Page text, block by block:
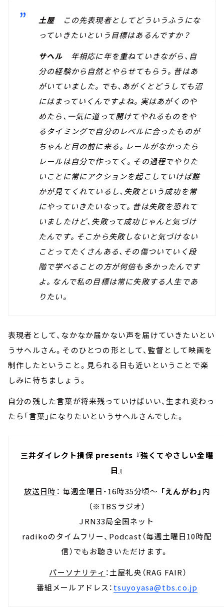
土屋この先表現者としてどういうふうにな
っていきたいという目標はあるんですか？
サヘル 年相応に年を重ねていきながら、自
分の経験から自然とやらせてもらう。昔はあ
がいていました。でも、あがくとどうしても沼
にはまっていくんですよね。実はあがくのや
めたら、一気に道って開けてやれるものをや
るタイミングで自分のレベルに合ったものが
ちゃんと目の前に来る。レールがなかったら
レールは自分で作ってく。その過程でやりた
いことに常にアクションを起こしていけば誰
かが見てくれているし、失敗という成功を常
にやっていきたいなって。昔は失敗を恐れて
いましたけど、失敗って成功じゃんと気づけ
たんです。そこから失敗しないと気づけない
ことってたくさんある、その傷ついていく段
階で学べることの方が何倍も多かったんです
よ。なんで私の目標は常に失敗する人生であ
りたい。
表現者として、なかなか届かない声を届けていきたいとい
うサヘルさん。そのひとつの形として、監督として映画を
制作したということ。見られる日も近いということで楽
しみに待ちましょう。
自分の残した言葉が将来残っていけばいい、生まれ変わっ
たら「言葉」になりたいというサヘルさんでした。
三井ダイレクト損保 presents 『強くてやさしい金曜
日』
放送日時 ： 毎週金曜日・16時35分頃～ 「えんがわ」内
（※TBSラジオ）
JRN33局全国ネット
radikoのタイムフリー、Podcast（毎週土曜日10時配
信）でもお聴きいただけます。
パーソナリティ ：土屋礼央（RAG FAIR）
番組メールアドレス： tsuyoyasa@tbs.co.jp